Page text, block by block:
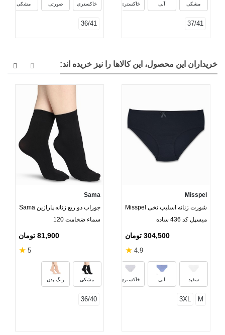
مشکی آبی خاکستری
37/41
خاکستری صورتی مشکی
36/41
خریداران این محصول، این کالاها را نیز خریده اند:
Misspel
شورت زنانه اسلیپ نخی Misspel
میسپل کد 436 ساده
304,500 تومان
4.9
★
سفید آبی خاکستری
M
3XL
Sama
جوراب دو ربع زنانه پارازین Sama
سماء ضخامت 120
81,900 تومان
5
★
مشکی رنگ بدن
36/40